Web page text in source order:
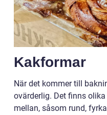
Kakformar
När det kommer till
ovärderlig. Det finns
mellan, såsom rund,